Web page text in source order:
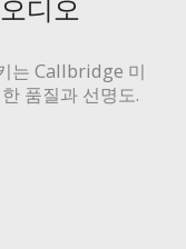
디오
는 Callbridge 미
품질과 선명도.